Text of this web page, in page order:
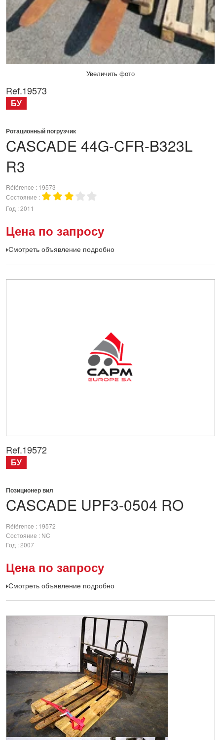
Увеличить фото
CASCADE 44G-CFR-B323L
R3
Ротационный погрузчик
Référence
19573
Состояние
Год 2011
Цена по запросу
Смотреть объявление подробно
Ref.19573
БУ
CASCADE UPF3-0504 RO
Позиционер вил
Référence
19572
Состояние
NC
Год 2007
Цена по запросу
Смотреть объявление подробно
Ref.19572
БУ